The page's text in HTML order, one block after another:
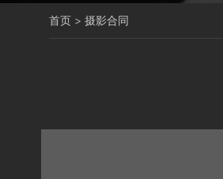
首页 > 摄影合同